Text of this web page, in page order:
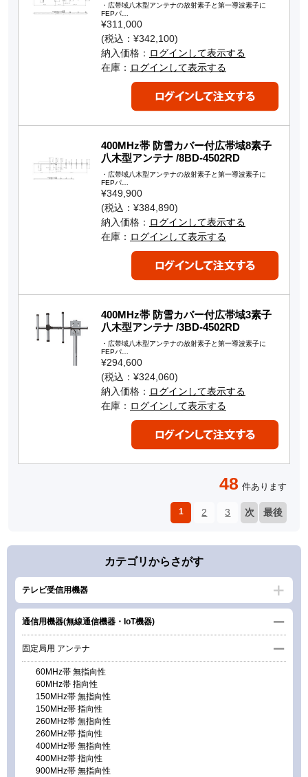
・広帯域八木型アンテナの放射素子と第一導波素子に
FEPパ…
¥311,000
(税込：¥342,100)
納入価格： ログインして表示する
在庫： ログインして表示する
400MHz帯 防雪カバー付広帯域8素子
八木型アンテナ /8BD-4502RD
・広帯域八木型アンテナの放射素子と第一導波素子に
FEPパ…
¥349,900
(税込：¥384,890)
納入価格： ログインして表示する
在庫： ログインして表示する
400MHz帯 防雪カバー付広帯域3素子
八木型アンテナ /3BD-4502RD
・広帯域八木型アンテナの放射素子と第一導波素子に
FEPパ…
¥294,600
(税込：¥324,060)
納入価格： ログインして表示する
在庫： ログインして表示する
48 件あります
1 2 3 次 最後
カテゴリからさがす
テレビ受信用機器
通信用機器(無線通信機器・IoT機器)
固定局用 アンテナ
60MHz帯 無指向性
60MHz帯 指向性
150MHz帯 無指向性
150MHz帯 指向性
260MHz帯 無指向性
260MHz帯 指向性
400MHz帯 無指向性
400MHz帯 指向性
900MHz帯 無指向性